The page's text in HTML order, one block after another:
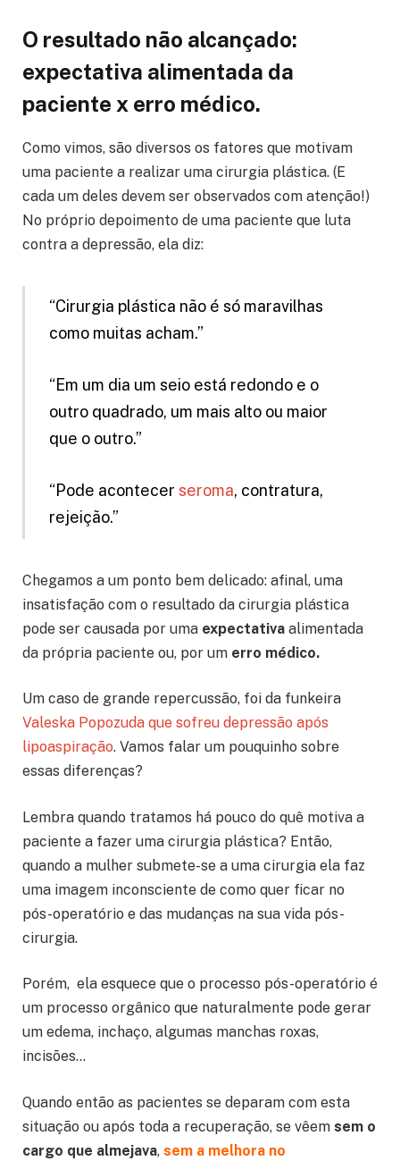
O resultado não alcançado:
expectativa alimentada da
paciente x erro médico.
Como vimos, são diversos os fatores que motivam
uma paciente a realizar uma cirurgia plástica. (E
cada um deles devem ser observados com atenção!)
No próprio depoimento de uma paciente que luta
contra a depressão, ela diz:
“Cirurgia plástica não é só maravilhas
como muitas acham.”
“Em um dia um seio está redondo e o
outro quadrado, um mais alto ou maior
que o outro.”
“Pode acontecer seroma, contratura,
rejeição.”
Chegamos a um ponto bem delicado: afinal, uma
insatisfação com o resultado da cirurgia plástica
pode ser causada por uma expectativa alimentada
da própria paciente ou, por um erro médico.
Um caso de grande repercussão, foi da funkeira
Valeska Popozuda que sofreu depressão após
lipoaspiração. Vamos falar um pouquinho sobre
essas diferenças?
Lembra quando tratamos há pouco do quê motiva a
paciente a fazer uma cirurgia plástica? Então,
quando a mulher submete-se a uma cirurgia ela faz
uma imagem inconsciente de como quer ficar no
pós-operatório e das mudanças na sua vida pós-
cirurgia.
Porém, ela esquece que o processo pós-operatório é
um processo orgânico que naturalmente pode gerar
um edema, inchaço, algumas manchas roxas,
incisões…
Quando então as pacientes se deparam com esta
situação ou após toda a recuperação, se vêem sem o
cargo que almejava, sem a melhora no